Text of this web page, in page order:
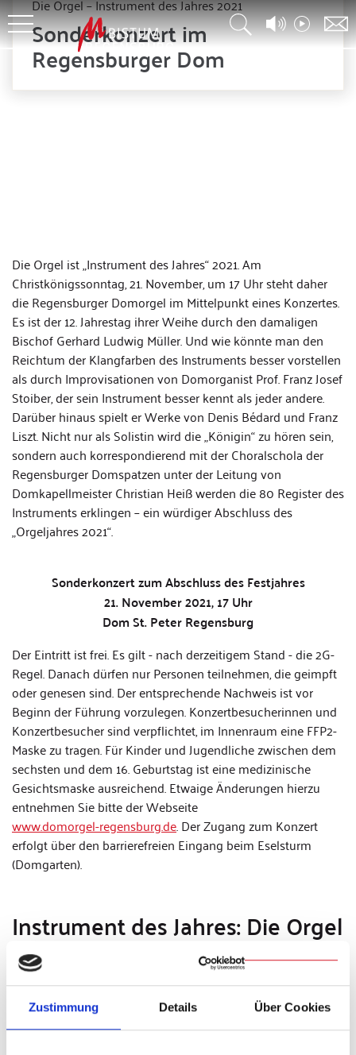
Zustimmung Details Über Cookies
Die Orgel – Instrument des Jahres 2021
Sonderkonzert im
Regensburger Dom
Die Orgel ist „Instrument des Jahres“ 2021. Am
Christkönigssonntag, 21. November, um 17 Uhr steht daher
die Regensburger Domorgel im Mittelpunkt eines Konzertes.
Es ist der 12. Jahrestag ihrer Weihe durch den damaligen
Bischof Gerhard Ludwig Müller. Und wie könnte man den
Reichtum der Klangfarben des Instruments besser vorstellen
als durch Improvisationen von Domorganist Prof. Franz Josef
Stoiber, der sein Instrument besser kennt als jeder andere.
Darüber hinaus spielt er Werke von Denis Bédard und Franz
Liszt. Nicht nur als Solistin wird die „Königin“ zu hören sein,
sondern auch korrespondierend mit der Choralschola der
Regensburger Domspatzen unter der Leitung von
Domkapellmeister Christian Heiß werden die 80 Register des
Instruments erklingen – ein würdiger Abschluss des
„Orgeljahres 2021“.
Sonderkonzert zum Abschluss des Festjahres
21. November 2021, 17 Uhr
Dom St. Peter Regensburg
Der Eintritt ist frei. Es gilt - nach derzeitigem Stand - die 2G-
Regel. Danach dürfen nur Personen teilnehmen, die geimpft
oder genesen sind. Der entsprechende Nachweis ist vor
Beginn der Führung vorzulegen. Konzertbesucherinnen und
Konzertbesucher sind verpflichtet, im Innenraum eine FFP2-
Maske zu tragen. Für Kinder und Jugendliche zwischen dem
sechsten und dem 16. Geburtstag ist eine medizinische
Gesichtsmaske ausreichend. Etwaige Änderungen hierzu
entnehmen Sie bitte der Webseite
www.domorgel-regensburg.de. Der Zugang zum Konzert
erfolgt über den barrierefreien Eingang beim Eselsturm
(Domgarten).
Instrument des Jahres: Die Orgel
Die Landes-Musikräte der deutschen Bundesländer wählen
alljährlich ein Instrument zum „Instrument des Jahres“, das
dann ein Jahr lang besonders im Interesse der Öffentlichkeit
stehen soll. 2021 ist dies die Orgel. Die Orgel wird wegen
ihres prächtigen Äußeren und ihres gewaltigen Klanges oft